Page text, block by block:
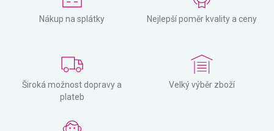
Nákup na splátky Nejlepší poměr kvality a ceny
Široká možnost dopravy a
plateb
Velký výběr zboží